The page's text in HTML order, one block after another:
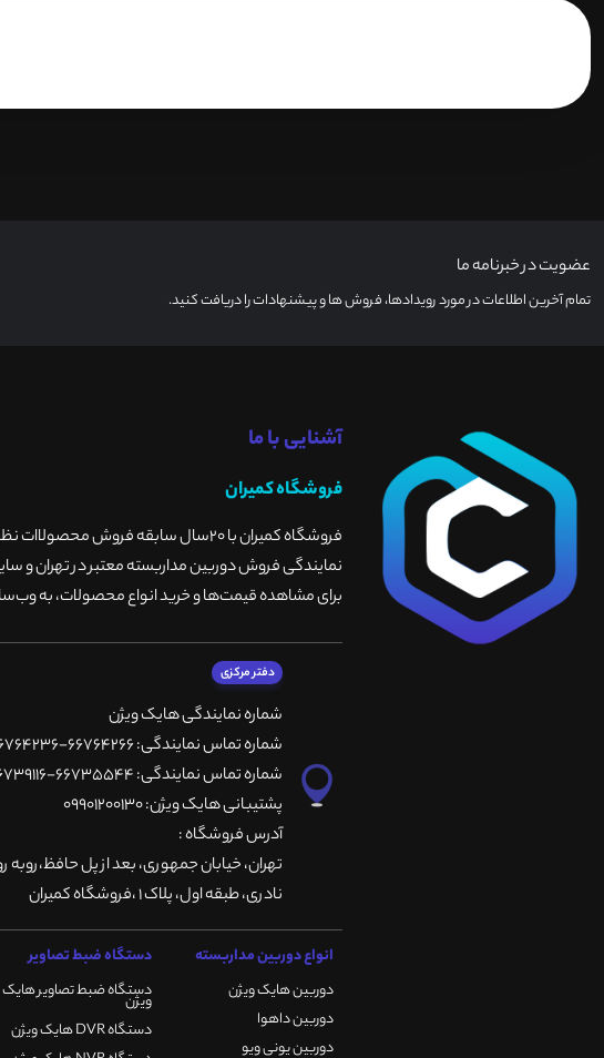
عضویت در خبرنامه ما
تمام آخرین اطلاعات در مورد رویدادها، فروش ها و پیشنهادات را دریافت کنید.
آشنایی با ما
فروشگاه کمیران
فروشگاه کمیران با ۲۰سال سابقه
نمایندگی فروش دوربین مداربسته معتبر در تهران و
برای مشاهده قیمت‌ها و خرید انواع محصولات، به
دفتر مرکزی
شماره نمایندگی هایک ویژن
شماره تماس نمایندگی: 66764266-66764236-66764257
شماره تماس نمایندگی: 66735544-66739116-66739127
پشتیبانی هایک ویژن: 09901200130
آدرس فروشگاه :
تهران، خيابان جمهوری، بعد از پل حافظ،روبه
نادری، طبقه اول، پلاک 1 ،فروشگاه کمیران
انواع دوربین مداربسته
دوربین هایک ویژن
دوربین داهوا
دوربین یونی ویو
دستگاه ضبط تصاویر
دستگاه ضبط تصاویر هایک
ویژن
دستگاه DVR هایک ویژن